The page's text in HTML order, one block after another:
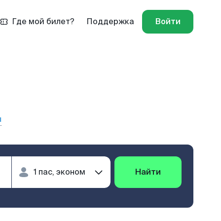
Где мой билет? Поддержка Войти
Найти